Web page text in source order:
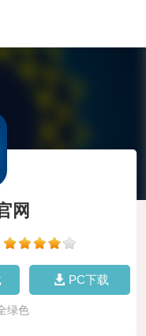
网
PC下载
绿色